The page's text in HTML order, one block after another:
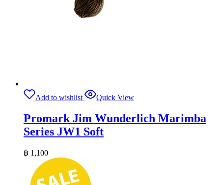
Add to wishlist Quick View
Promark Jim Wunderlich Marimba
Series JW1 Soft
฿ 1,100